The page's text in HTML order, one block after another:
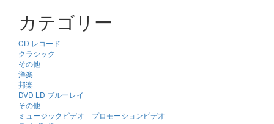
カテゴリー
CD レコード
クラシック
その他
洋楽
邦楽
DVD LD ブルーレイ
その他
ミュージックビデオ プロモーションビデオ